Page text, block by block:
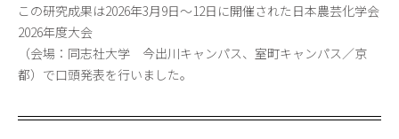
この研究成果は2026年3月9日～12日に開催された日本農芸化学会
2026年度大会
（会場：同志社大学 今出川キャンパス、室町キャンパス／京
都）で口頭発表を行いました。